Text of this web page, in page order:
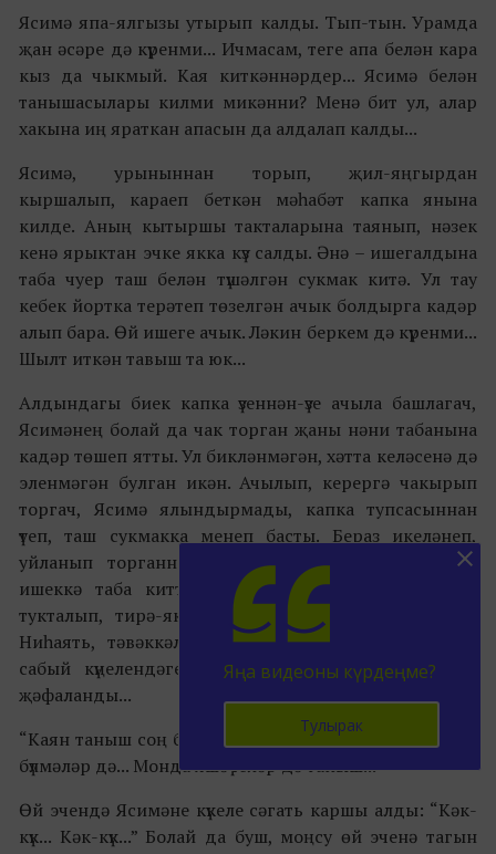
Ясимә япа-ялгызы утырып калды. Тып-тын. Урамда
җан әсәре дә күренми... Ичмасам, теге апа белән кара
кыз да чыкмый. Кая киткәннәрдер... Ясимә белән
танышасылары килми микәнни? Менә бит ул, алар
хакына иң яраткан апасын да алдалап калды...
Ясимә, урыныннан торып, җил-яңгырдан
кыршалып, караеп беткән мәһабәт капка янына
килде. Аның кытыршы такталарына таянып, нәзек
кенә ярыктан эчке якка күз салды. Әнә – ишегалдына
таба чуер таш белән түшәлгән сукмак китә. Ул тау
кебек йортка терәтеп төзелгән ачык болдырга кадәр
алып бара. Өй ишеге ачык. Ләкин беркем дә күренми...
Шылт иткән тавыш та юк...
Алдындагы биек капка үзеннән-үзе ачыла башлагач,
Ясимәнең болай да чак торган җаны нәни табанына
кадәр төшеп ятты. Ул бикләнмәгән, хәтта келәсенә дә
эленмәгән булган икән. Ачылып, керергә чакырып
торгач, Ясимә ялындырмады, капка тупсасыннан
үтеп, таш сукмакка менеп басты. Бераз икеләнеп,
уйланып торганнан соң, өй болдырына – ачык
ишеккә таба китте. Өйгә керер алдыннан тагын
тукталып, тирә-якка колак салып, тыңлап торды.
Ниһаять, тәвәккәлләде. Шулай да... Үзе керде, үзе
сабый күңелендәге сорауларга җавап таба алмый
җәфаланды...
“Каян таныш соң бу йорт? Бу ишекләр дә таныш... Бу
бүлмәләр дә... Монда яшәүчеләр дә таныш...”
Өй эчендә Ясимәне күкеле сәгать каршы алды: “Кәк-
күк... Кәк-күк...” Болай да буш, моңсу өй эченә тагын
Яңа видеоны күрдеңме?
Тулырак